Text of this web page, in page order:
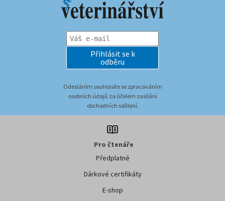
Přihlásit se k
odběru
Odesláním souhlasíte se zpracováním
osobních údajů za účelem zasílání
obchodních sdělení.
Pro čtenáře
Předplatné
Dárkové certifikáty
E-shop